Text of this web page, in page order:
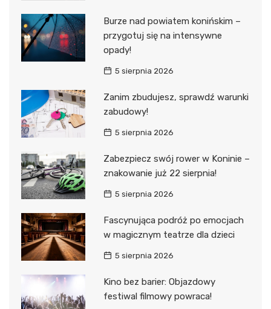
Burze nad powiatem konińskim –
przygotuj się na intensywne
opady!
5 sierpnia 2026
Zanim zbudujesz, sprawdź warunki
zabudowy!
5 sierpnia 2026
Zabezpiecz swój rower w Koninie –
znakowanie już 22 sierpnia!
5 sierpnia 2026
Fascynująca podróż po emocjach
w magicznym teatrze dla dzieci
5 sierpnia 2026
Kino bez barier: Objazdowy
festiwal filmowy powraca!